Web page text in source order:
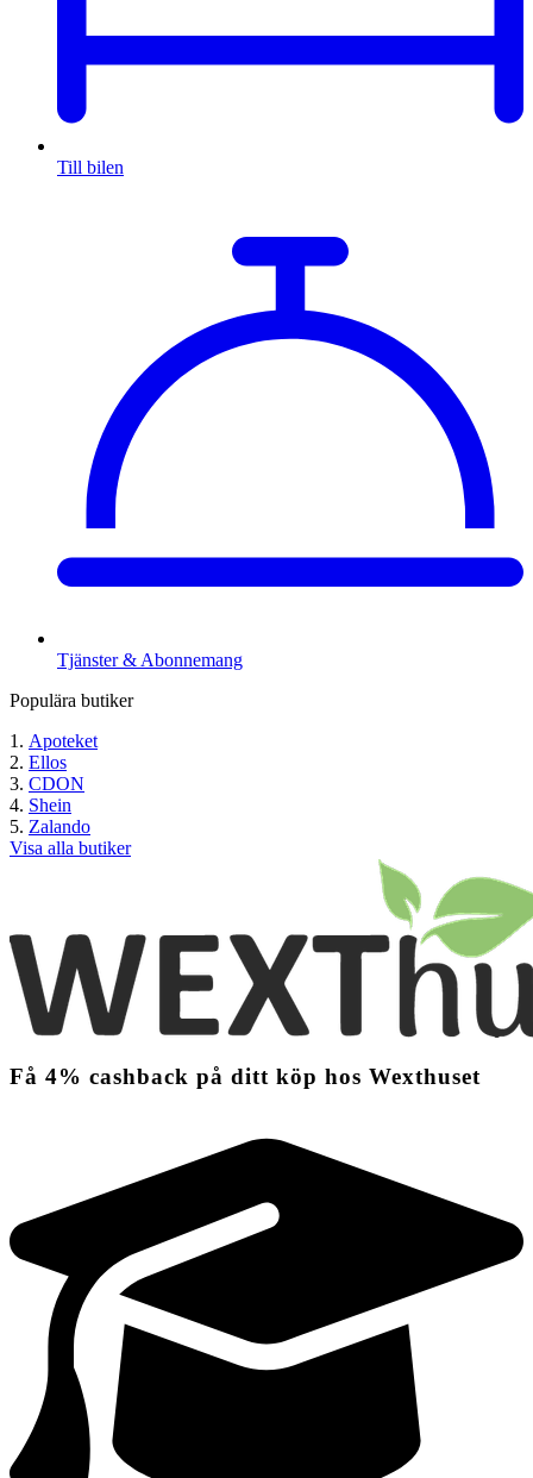
Till bilen
Tjänster & Abonnemang
Populära butiker
Apoteket
Ellos
CDON
Shein
Zalando
Visa alla butiker
Få 4% cashback på ditt köp hos Wexthuset